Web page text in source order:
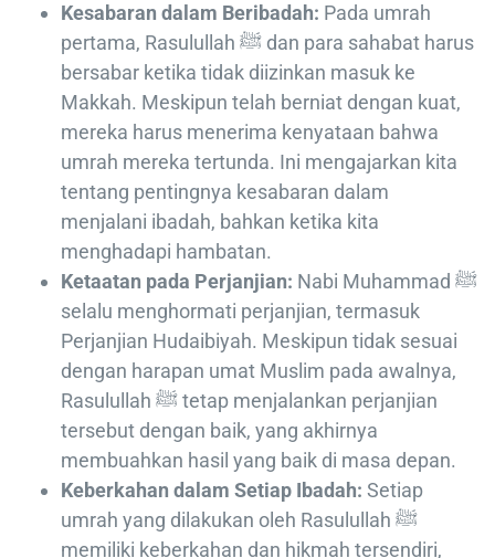
Kesabaran dalam Beribadah: Pada umrah
pertama, Rasulullah ﷺ dan para sahabat harus
bersabar ketika tidak diizinkan masuk ke
Makkah. Meskipun telah berniat dengan kuat,
mereka harus menerima kenyataan bahwa
umrah mereka tertunda. Ini mengajarkan kita
tentang pentingnya kesabaran dalam
menjalani ibadah, bahkan ketika kita
menghadapi hambatan.
Ketaatan pada Perjanjian: Nabi Muhammad ﷺ
selalu menghormati perjanjian, termasuk
Perjanjian Hudaibiyah. Meskipun tidak sesuai
dengan harapan umat Muslim pada awalnya,
Rasulullah ﷺ tetap menjalankan perjanjian
tersebut dengan baik, yang akhirnya
membuahkan hasil yang baik di masa depan.
Keberkahan dalam Setiap Ibadah: Setiap
umrah yang dilakukan oleh Rasulullah ﷺ
memiliki keberkahan dan hikmah tersendiri,